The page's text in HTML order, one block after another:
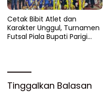
Cetak Bibit Atlet dan
Karakter Unggul, Turnamen
Futsal Piala Bupati Parigi
Tinggalkan Balasan